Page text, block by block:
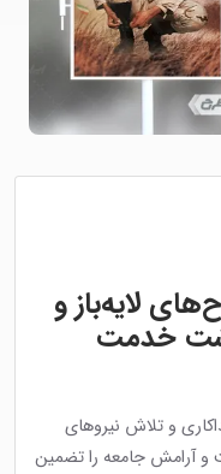
لایه‌باز و
خدمت
و تلاش نیروهای
و آرامش جامعه را تضمین